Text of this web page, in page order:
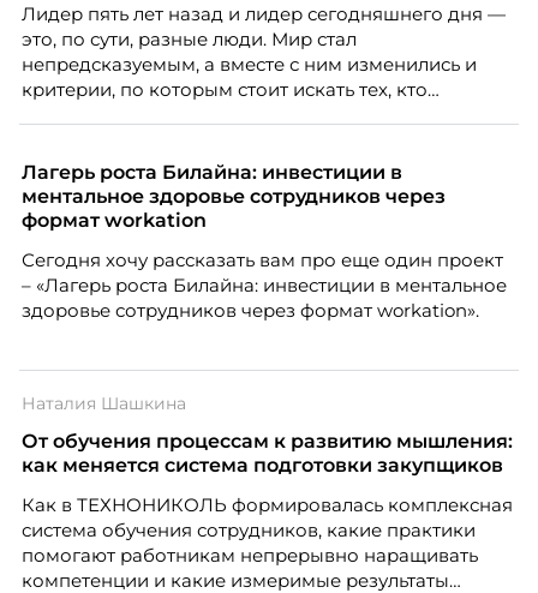
Лидер пять лет назад и лидер сегодняшнего дня —
это, по сути, разные люди. Мир стал
непредсказуемым, а вместе с ним изменились и
критерии, по которым стоит искать тех, кто
«свадебного генерала», почему стандартные
системы оценки часто упускают самых талантливых
людей и как выявить лидерский потенциал ещё до
Тимур Соколов, ключевой эксперт по
стратегическому развитию и формированию
культуры лидерства в организациях.
Лагерь роста Билайна: инвестиции в
ментальное здоровье сотрудников через
формат workation
Сегодня хочу рассказать вам про еще один проект
– «Лагерь роста Билайна: инвестиции в ментальное
здоровье сотрудников через формат workation».
Наталия Шашкина
От обучения процессам к развитию мышления:
как меняется система подготовки закупщиков
Как в ТЕХНОНИКОЛЬ формировалась комплексная
система обучения сотрудников, какие практики
помогают работникам непрерывно наращивать
компетенции и какие измеримые результаты